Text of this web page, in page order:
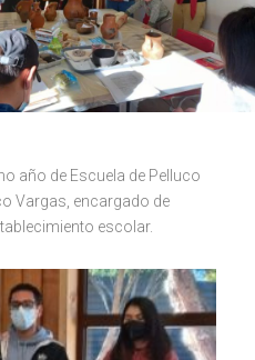
año de Escuela de Pelluco
Vargas, encargado de
escolar.